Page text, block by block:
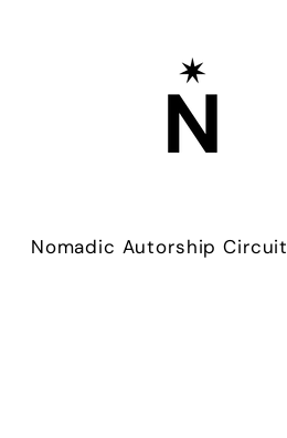
Nomadic Autorship Circuit